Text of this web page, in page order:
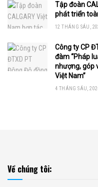
Tập đoàn
phát triển
12 THÁNG SÁU,
Công ty CP
đàm “Pháp
nhượng, góp
Việt Nam”
4 THÁNG SÁU,
Về chúng tôi: